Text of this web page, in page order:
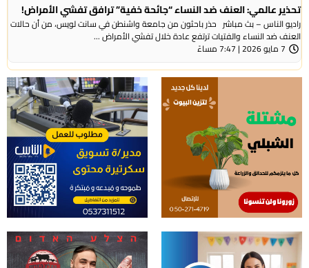
تحذير عالمي: العنف ضد النساء “جائحة خفية” ترافق تفشي الأمراض!
راديو الناس – بث مباشر حذر باحثون من جامعة واشنطن في سانت لويس، من أن حالات
العنف ضد النساء والفتيات ترتفع عادة خلال تفشي الأمراض ...
7 مايو 2026 | 7:47 مساءً